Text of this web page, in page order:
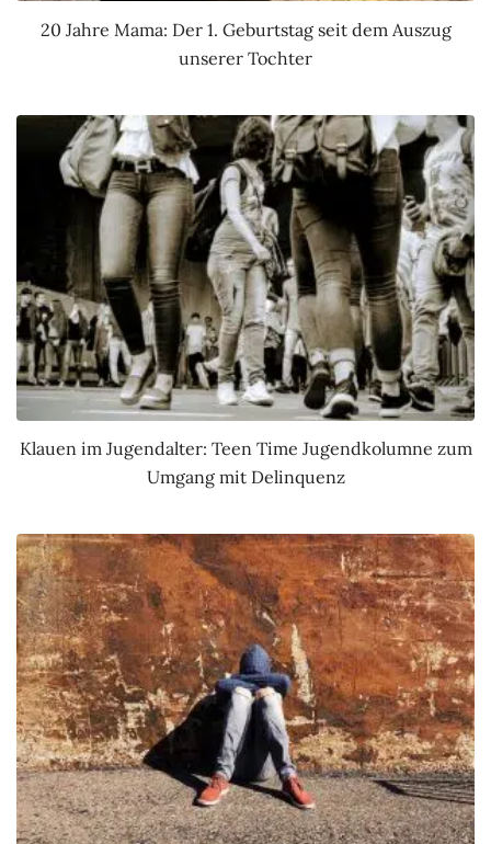
20 Jahre Mama: Der 1. Geburtstag seit dem Auszug
unserer Tochter
Klauen im Jugendalter: Teen Time Jugendkolumne zum
Umgang mit Delinquenz